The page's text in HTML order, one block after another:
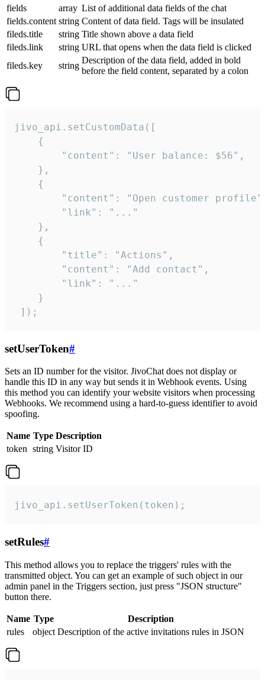
fields
array List of additional data fields of the chat
fields.content string Content of data field. Tags will be insulated
fileds.title
string Title shown above a data field
fileds.link
string URL that opens when the data field is clicked
fileds.key
string
Description of the data field, added in bold
before the field content, separated by a colon
jivo_api.setCustomData([
    {
        "content": "User balance: $56",
    },
    {
"content": "Open customer
        "link": "..."
    },
    {
        "title": "Actions",
        "content": "Add contact",
        "link": "..."
    }
]);
setUserToken#
Sets an ID number for the visitor. JivoChat does not display or
handle this ID in any way but sends it in Webhook events. Using
this method you can identify your website visitors when processing
Webhooks. We recommend using a hard-to-guess identifier to avoid
spoofing.
Name Type Description
token string Visitor ID
jivo_api.setUserToken(token);
setRules#
This method allows you to replace the triggers' rules with the
transmitted object. You can get an example of such object in our
admin panel in the Triggers section, just press "JSON structure"
button there.
Name Type
Description
rules
object Description of the active invitations rules in JSON